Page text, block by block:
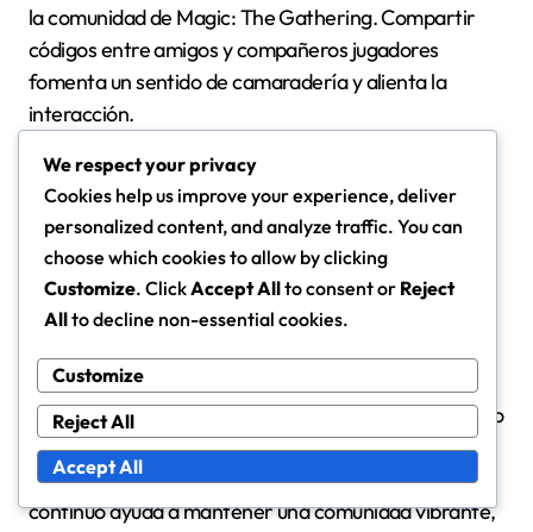
la comunidad de Magic: The Gathering. Compartir
códigos entre amigos y compañeros jugadores
fomenta un sentido de camaradería y alienta la
interacción.
Los eventos comunitarios a menudo incorporan
códigos promocionales, incentivando la participación
y recompensando a los jugadores leales. Estos
eventos pueden variar desde torneos en línea hasta
encuentros locales, todos diseñados para mejorar la
Además, la emoción que rodea las ofertas por tiempo
limitado crea un ambiente que mantiene a los
jugadores regresando al juego. Este compromiso
continuo ayuda a mantener una comunidad vibrante,
We respect your privacy
Cookies help us improve your experience, deliver
personalized content, and analyze traffic. You can
choose which cookies to allow by clicking
Customize. ClickAccept Allto consent or Reject
Allto decline non-essential cookies.
Customize
Reject All
Accept All